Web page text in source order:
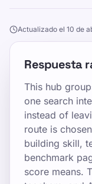
Actualizado el 10 de
Respuesta
This hub
one search
instead of
route is
building skill,
benchmark
score means.